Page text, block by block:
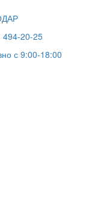
494-20-25
с 9:00-18:00